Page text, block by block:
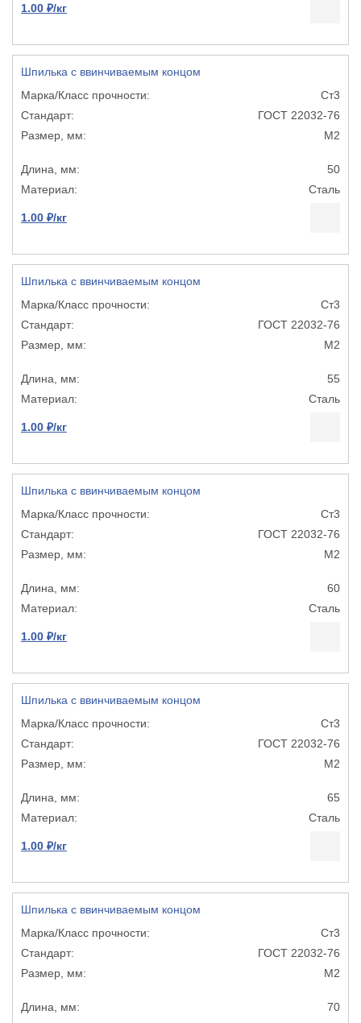
1.00 ₽/кг
Шпилька с ввинчиваемым концом
Ст3
ГОСТ 22032-76
М2
50
Сталь
1.00 ₽/кг
Шпилька с ввинчиваемым концом
Ст3
ГОСТ 22032-76
М2
55
Сталь
1.00 ₽/кг
Шпилька с ввинчиваемым концом
Ст3
ГОСТ 22032-76
М2
60
Сталь
1.00 ₽/кг
Шпилька с ввинчиваемым концом
Ст3
ГОСТ 22032-76
М2
65
Сталь
1.00 ₽/кг
Шпилька с ввинчиваемым концом
Ст3
ГОСТ 22032-76
М2
70